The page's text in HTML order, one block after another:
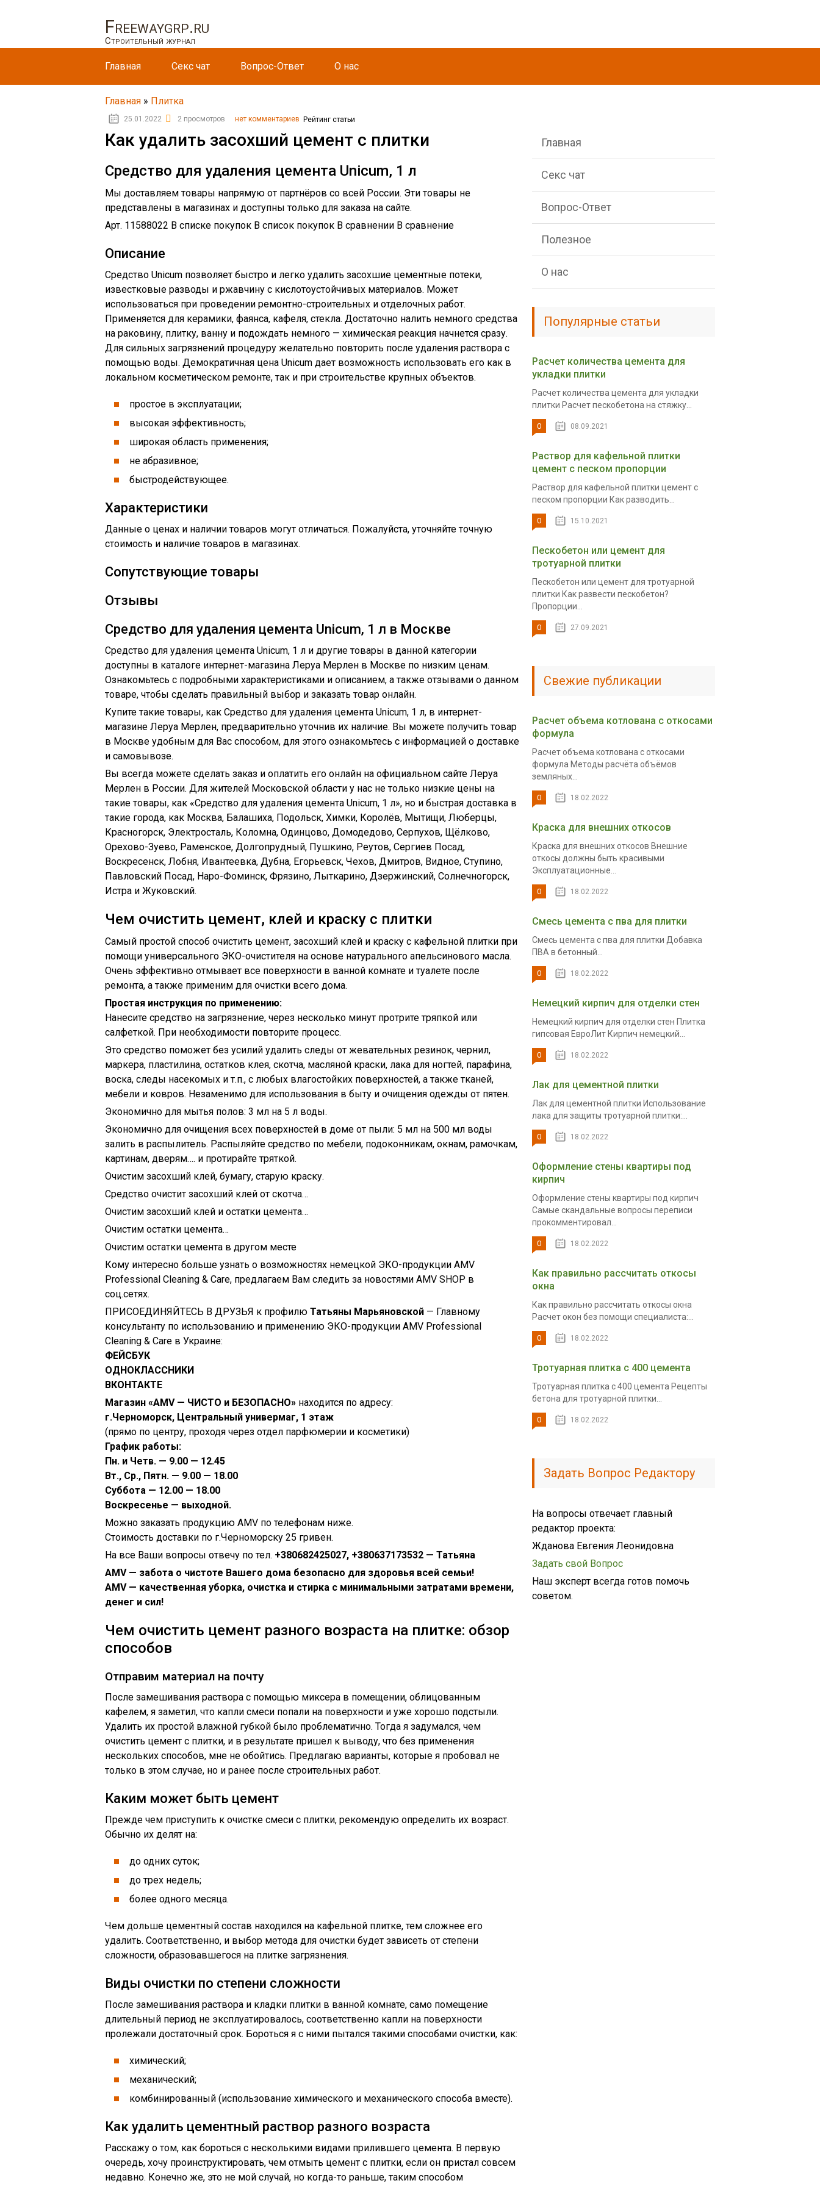
Freewaygrp.ru
Строительный журнал
Главная Секс чат Вопрос-Ответ О нас
Главная » Плитка
25.01.2022 2 просмотров нет комментариев Рейтинг статьи
Как удалить засохший цемент с плитки
Средство для удаления цемента Unicum, 1 л
Мы доставляем товары напрямую от партнёров со всей России. Эти товары не
представлены в магазинах и доступны только для заказа на сайте.
Арт. 11588022 В списке покупок В список покупок В сравнении В сравнение
Описание
Средство Unicum позволяет быстро и легко удалить засохшие цементные потеки,
известковые разводы и ржавчину с кислотоустойчивых материалов. Может
использоваться при проведении ремонтно-строительных и отделочных работ.
Применяется для керамики, фаянса, кафеля, стекла. Достаточно налить немного средства
на раковину, плитку, ванну и подождать немного — химическая реакция начнется сразу.
Для сильных загрязнений процедуру желательно повторить после удаления раствора с
помощью воды. Демократичная цена Unicum дает возможность использовать его как в
локальном косметическом ремонте, так и при строительстве крупных объектов.
простое в эксплуатации;
высокая эффективность;
широкая область применения;
не абразивное;
быстродействующее.
Характеристики
Данные о ценах и наличии товаров могут отличаться. Пожалуйста, уточняйте точную
стоимость и наличие товаров в магазинах.
Сопутствующие товары
Отзывы
Средство для удаления цемента Unicum, 1 л в Москве
Средство для удаления цемента Unicum, 1 л и другие товары в данной категории
доступны в каталоге интернет-магазина Леруа Мерлен в Москве по низким ценам.
Ознакомьтесь с подробными характеристиками и описанием, а также отзывами о данном
товаре, чтобы сделать правильный выбор и заказать товар онлайн.
Купите такие товары, как Средство для удаления цемента Unicum, 1 л, в интернет-
магазине Леруа Мерлен, предварительно уточнив их наличие. Вы можете получить товар
в Москве удобным для Вас способом, для этого ознакомьтесь с информацией о доставке
и самовывозе.
Вы всегда можете сделать заказ и оплатить его онлайн на официальном сайте Леруа
Мерлен в России. Для жителей Московской области у нас не только низкие цены на
такие товары, как «Средство для удаления цемента Unicum, 1 л», но и быстрая доставка в
такие города, как Москва, Балашиха, Подольск, Химки, Королёв, Мытищи, Люберцы,
Красногорск, Электросталь, Коломна, Одинцово, Домодедово, Серпухов, Щёлково,
Орехово-Зуево, Раменское, Долгопрудный, Пушкино, Реутов, Сергиев Посад,
Воскресенск, Лобня, Ивантеевка, Дубна, Егорьевск, Чехов, Дмитров, Видное, Ступино,
Павловский Посад, Наро-Фоминск, Фрязино, Лыткарино, Дзержинский, Солнечногорск,
Истра и Жуковский.
Чем очистить цемент, клей и краску с плитки
Самый простой способ очистить цемент, засохший клей и краску с кафельной плитки при
помощи универсального ЭКО-очистителя на основе натурального апельсинового масла.
Очень эффективно отмывает все поверхности в ванной комнате и туалете после
ремонта, а также применим для очистки всего дома.
Простая инструкция по применению:
Нанесите средство на загрязнение, через несколько минут протрите тряпкой или
салфеткой. При необходимости повторите процесс.
Это средство поможет без усилий удалить следы от жевательных резинок, чернил,
маркера, пластилина, остатков клея, скотча, масляной краски, лака для ногтей, парафина,
воска, следы насекомых и т.п., с любых влагостойких поверхностей, а также тканей,
мебели и ковров. Незаменимо для использования в быту и очищения одежды от пятен.
Экономично для мытья полов: 3 мл на 5 л воды.
Экономично для очищения всех поверхностей в доме от пыли: 5 мл на 500 мл воды
залить в распылитель. Распыляйте средство по мебели, подоконникам, окнам, рамочкам,
картинам, дверям…. и протирайте тряткой.
Очистим засохший клей, бумагу, старую краску.
Средство очистит засохший клей от скотча…
Очистим засохший клей и остатки цемента…
Очистим остатки цемента…
Очистим остатки цемента в другом месте
Кому интересно больше узнать о возможностях немецкой ЭКО-продукции AMV
Professional Cleaning & Care, предлагаем Вам следить за новостями AMV SHOP в
соц.сетях.
ПРИСОЕДИНЯЙТЕСЬ В ДРУЗЬЯ к профилю Татьяны Марьяновской — Главному
консультанту по использованию и применению ЭКО-продукции AMV Professional
Cleaning & Care в Украине:
ФЕЙСБУК
ОДНОКЛАССНИКИ
ВКОНТАКТЕ
Магазин «AMV — ЧИСТО и БЕЗОПАСНО» находится по адресу:
г.Черноморск, Центральный универмаг, 1 этаж
(прямо по центру, проходя через отдел парфюмерии и косметики)
График работы:
Пн. и Четв. — 9.00 — 12.45
Вт., Ср., Пятн. — 9.00 — 18.00
Суббота — 12.00 — 18.00
Воскресенье — выходной.
Можно заказать продукцию AMV по телефонам ниже.
Стоимость доставки по г.Черноморску 25 гривен.
На все Ваши вопросы отвечу по тел. +380682425027, +380637173532 — Татьяна
AMV — забота о чистоте Вашего дома безопасно для здоровья всей семьи!
AMV — качественная уборка, очистка и стирка с минимальными затратами времени,
денег и сил!
Чем очистить цемент разного возраста на плитке: обзор
способов
Отправим материал на почту
После замешивания раствора с помощью миксера в помещении, облицованным
кафелем, я заметил, что капли смеси попали на поверхности и уже хорошо подстыли.
Удалить их простой влажной губкой было проблематично. Тогда я задумался, чем
очистить цемент с плитки, и в результате пришел к выводу, что без применения
нескольких способов, мне не обойтись. Предлагаю варианты, которые я пробовал не
только в этом случае, но и ранее после строительных работ.
Каким может быть цемент
Прежде чем приступить к очистке смеси с плитки, рекомендую определить их возраст.
Обычно их делят на:
до одних суток;
до трех недель;
более одного месяца.
Чем дольше цементный состав находился на кафельной плитке, тем сложнее его
удалить. Соответственно, и выбор метода для очистки будет зависеть от степени
сложности, образовавшегося на плитке загрязнения.
Виды очистки по степени сложности
После замешивания раствора и кладки плитки в ванной комнате, само помещение
длительный период не эксплуатировалось, соответственно капли на поверхности
пролежали достаточный срок. Бороться я с ними пытался такими способами очистки, как:
химический;
механический;
комбинированный (использование химического и механического способа вместе).
Как удалить цементный раствор разного возраста
Расскажу о том, как бороться с несколькими видами прилившего цемента. В первую
очередь, хочу проинструктировать, чем отмыть цемент с плитки, если он пристал совсем
недавно. Конечно же, это не мой случай, но когда-то раньше, таким способом
Главная
Секс чат
Вопрос-Ответ
Полезное
О нас
Популярные статьи
Расчет количества цемента для
укладки плитки
Расчет количества цемента для укладки
плитки Расчет пескобетона на стяжку...
0 08.09.2021
Раствор для кафельной плитки
цемент с песком пропорции
Раствор для кафельной плитки цемент с
песком пропорции Как разводить...
0 15.10.2021
Пескобетон или цемент для
тротуарной плитки
Пескобетон или цемент для тротуарной
плитки Как развести пескобетон?
Пропорции...
0 27.09.2021
Свежие публикации
Расчет объема котлована с откосами
формула
Расчет объема котлована с откосами
формула Методы расчёта объёмов
земляных...
0 18.02.2022
Краска для внешних откосов
Краска для внешних откосов Внешние
откосы должны быть красивыми
Эксплуатационные...
0 18.02.2022
Смесь цемента с пва для плитки
Смесь цемента с пва для плитки Добавка
ПВА в бетонный...
0 18.02.2022
Немецкий кирпич для отделки стен
Немецкий кирпич для отделки стен Плитка
гипсовая ЕвроЛит Кирпич немецкий...
0 18.02.2022
Лак для цементной плитки
Лак для цементной плитки Использование
лака для защиты тротуарной плитки:...
0 18.02.2022
Оформление стены квартиры под
кирпич
Оформление стены квартиры под кирпич
Самые скандальные вопросы переписи
прокомментировал...
0 18.02.2022
Как правильно рассчитать откосы
окна
Как правильно рассчитать откосы окна
Расчет окон без помощи специалиста:...
0 18.02.2022
Тротуарная плитка с 400 цемента
Тротуарная плитка с 400 цемента Рецепты
бетона для тротуарной плитки...
0 18.02.2022
Задать Вопрос Редактору
На вопросы отвечает главный
редактор проекта:
Жданова Евгения Леонидовна
Задать свой Вопрос
Наш эксперт всегда готов помочь
советом.